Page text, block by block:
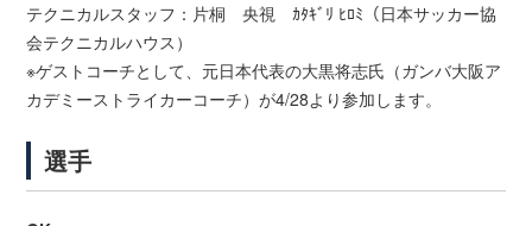
テクニカルスタッフ：片桐 央視 ｶﾀｷﾞﾘ ﾋﾛﾐ（日本サッカー協
会テクニカルハウス）
※ゲストコーチとして、元日本代表の大黒将志氏（ガンバ大阪ア
カデミーストライカーコーチ）が4/28より参加します。
選手